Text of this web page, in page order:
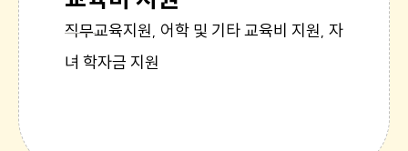
직무교육지원, 어학 및 기타 교육비 지원, 자
녀 학자금 지원